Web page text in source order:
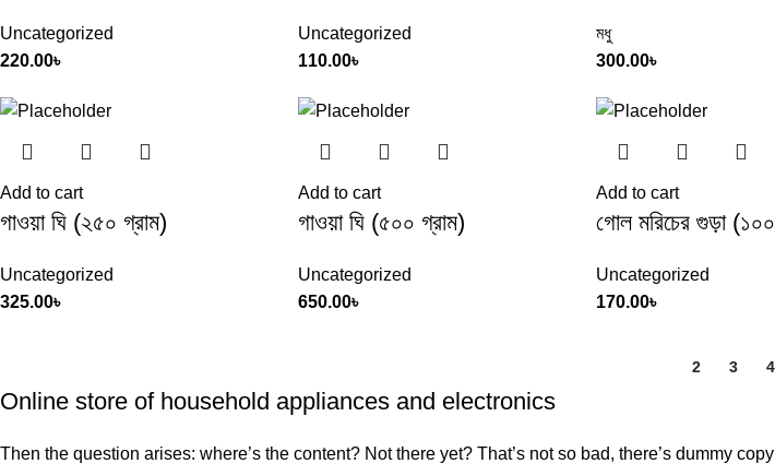
Uncategorized
220.00৳
Uncategorized
110.00৳
মধু
300.00৳
Add to cart
গাওয়া ঘি (২৫০ গ্রাম)
Uncategorized
325.00৳
Add to cart
গাওয়া ঘি (৫০০ গ্রাম)
Uncategorized
650.00৳
Add to cart
গোল মরিচের গুড়া
Uncategorized
170.00৳
2 3 4
Online store of household appliances and electronics
Then the question arises: where’s the content? Not there yet? That’s not so bad, there’s dummy